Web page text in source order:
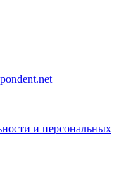
и персональных